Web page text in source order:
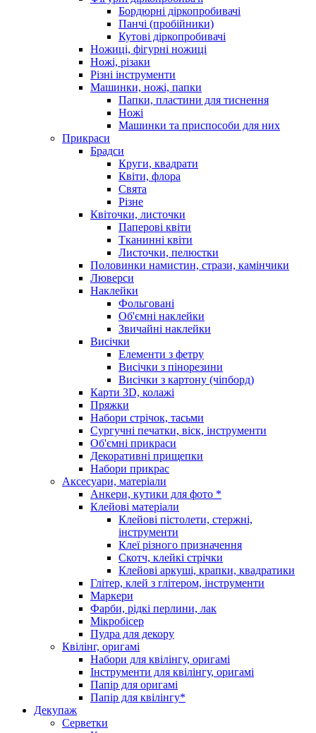
Бордюрні діркопробивачі
Панчі (пробійники)
Кутові діркопробивачі
Ножиці, фігурні ножиці
Ножі, різаки
Різні інструменти
Машинки, ножі, папки
Папки, пластини для тиснення
Ножі
Машинки та приспособи для них
Прикраси
Брадси
Круги, квадрати
Квіти, флора
Свята
Різне
Квіточки, листочки
Паперові квіти
Тканинні квіти
Листочки, пелюстки
Половинки намистин, стрази, камінчики
Люверси
Наклейки
Фольговані
Об'ємні наклейки
Звичайні наклейки
Висічки
Елементи з фетру
Висічки з пінорезини
Висічки з картону (чіпборд)
Карти 3D, колажі
Пряжки
Набори стрічок, тасьми
Сургучні печатки, віск, інструменти
Об'ємні прикраси
Декоративні прищепки
Набори прикрас
Аксесуари, матеріали
Анкери, кутики для фото *
Клейові матеріали
Клейові пістолети, стержні,
інструменти
Клеї різного призначення
Скотч, клейкі стрічки
Клейові аркуші, крапки, квадратики
Глітер, клей з глітером, інструменти
Маркери
Фарби, рідкі перлини, лак
Мікробісер
Пудра для декору
Квілінг, оригамі
Набори для квілінгу, оригамі
Інструменти для квілінгу, оригамі
Папір для оригамі
Папір для квілінгу*
Декупаж
Серветки